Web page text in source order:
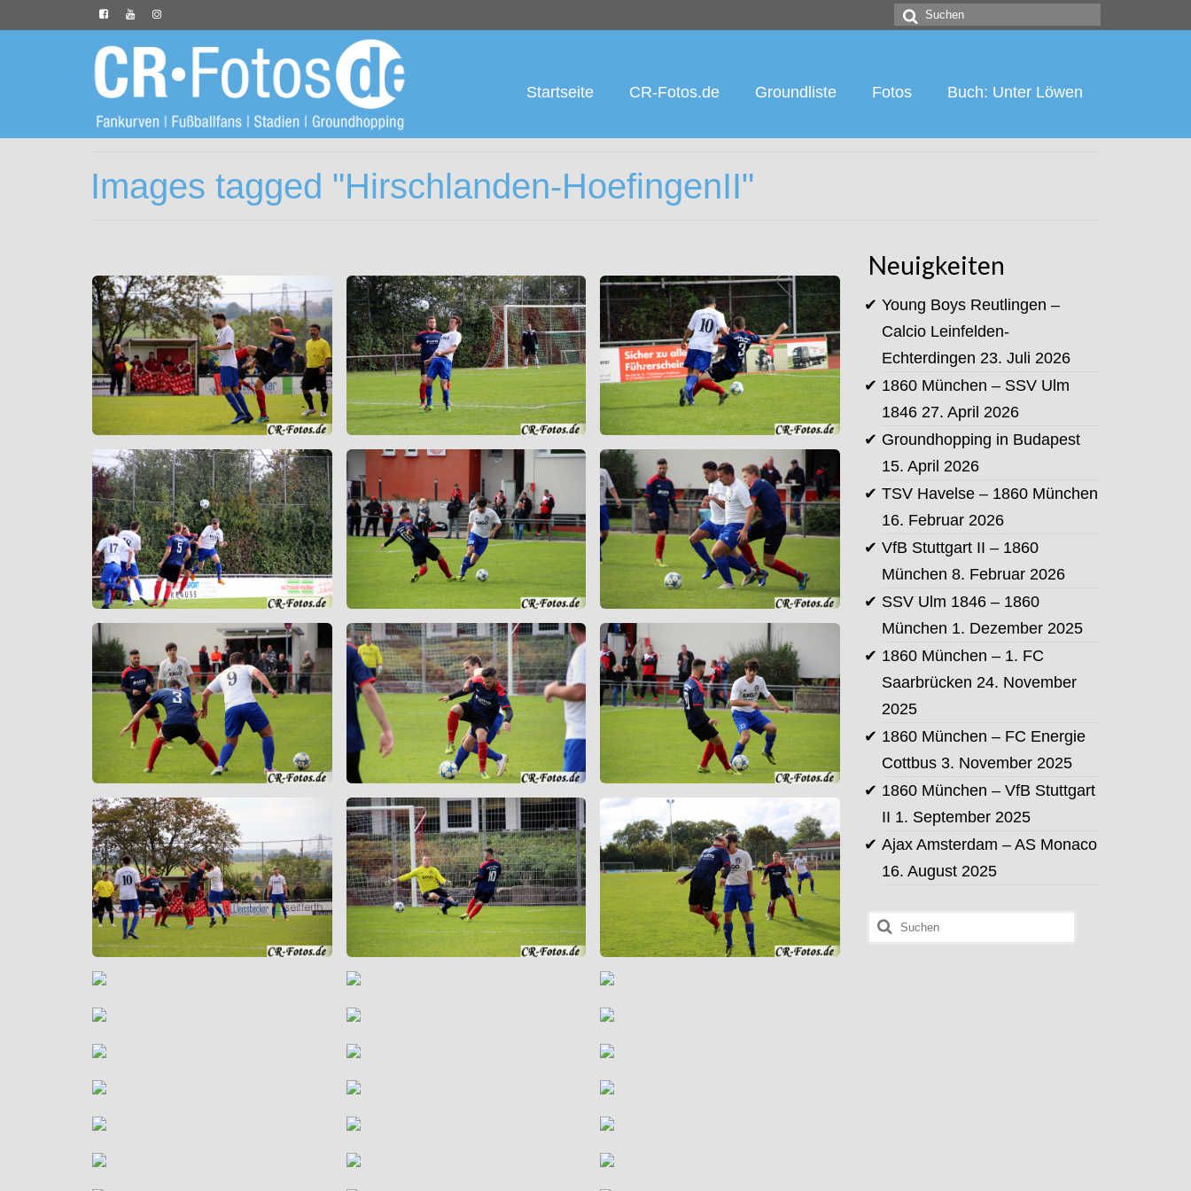
Suchen
nach:
Startseite CR-Fotos.de Groundliste Fotos Buch: Unter Löwen
Images tagged "Hirschlanden-HoefingenII"
Neuigkeiten
Young Boys Reutlingen –
Calcio Leinfelden-
Echterdingen 23. Juli 2026
1860 München – SSV Ulm
1846 27. April 2026
Groundhopping in Budapest
15. April 2026
TSV Havelse – 1860 München
16. Februar 2026
VfB Stuttgart II – 1860
München 8. Februar 2026
SSV Ulm 1846 – 1860
München 1. Dezember 2025
1860 München – 1. FC
Saarbrücken 24. November
2025
1860 München – FC Energie
Cottbus 3. November 2025
1860 München – VfB Stuttgart
II 1. September 2025
Ajax Amsterdam – AS Monaco
16. August 2025
Suchen
nach: